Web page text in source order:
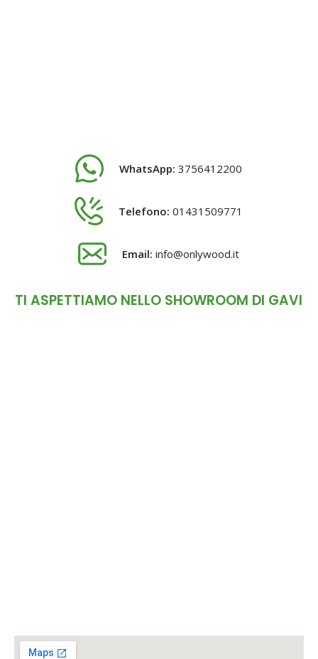
WhatsApp: 3756412200
Telefono: 01431509771
Email: info@onlywood.it
TI ASPETTIAMO NELLO SHOWROOM DI GAVI